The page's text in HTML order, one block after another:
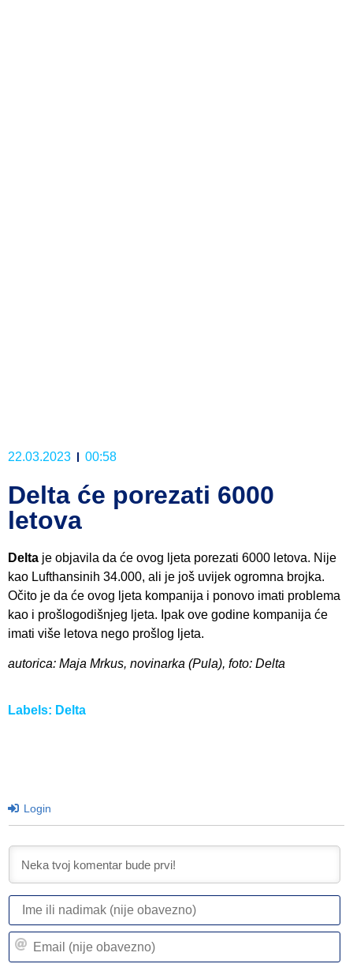
22.03.2023 00:58
Delta će porezati 6000
letova
Delta je objavila da će ovog ljeta porezati 6000 letova. Nije
kao Lufthansinih 34.000, ali je još uvijek ogromna brojka.
Očito je da će ovog ljeta kompanija i ponovo imati problema
kao i prošlogodišnjeg ljeta. Ipak ove godine kompanija će
imati više letova nego prošlog ljeta.
autorica: Maja Mrkus, novinarka (Pula), foto: Delta
Labels: Delta
Login